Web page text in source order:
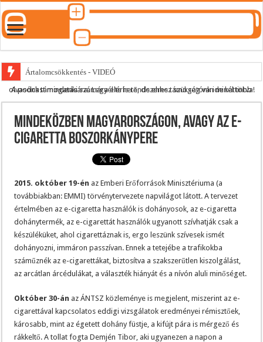
Ártalomcsökkentés - VIDEÓ
E-cigi használati szokások 2.0
Párásító podcast lejátszási lista
A podcast mindenki számára elérhető, de ehhez szükség van minél több olvasónk támogatására.Legyél te is rendszeres támogatónk ide kattintva!
Mindeközben Magyarországon, avagy az e-
cigaretta boszorkánypere
2015. október 19-én az Emberi Erőforrások Minisztériuma (a
továbbiakban: EMMI) törvénytervezete napvilágot látott. A tervezet
értelmében az e-cigaretta használók is dohányosok, az e-cigaretta
dohánytermék, az e-cigarettát használók ugyanott szívhatják csak a
készüléküket, ahol cigarettáznak is, ergo leszünk szívesek ismét
dohányozni, immáron passzívan. Ennek a tetejébe a trafikokba
száműznék az e-cigarettákat, biztosítva a szakszerűtlen kiszolgálást,
az arcátlan árcédulákat, a választék hiányát és a nívón aluli minőséget.
Október 30-án az ÁNTSZ közleménye is megjelent, miszerint az e-
cigarettával kapcsolatos eddigi vizsgálatok eredményei rémisztőek,
károsabb, mint az égetett dohány füstje, a kifújt pára is mérgező és
rákkeltő. A tollat fogta Demjén Tibor, aki ugyanezen a napon a